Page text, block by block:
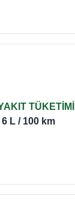
TÜKETİMİ
6 L / 100 km